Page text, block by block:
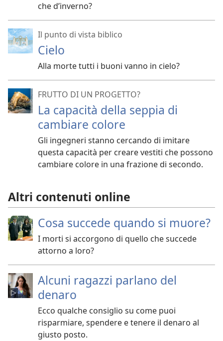
che d’inverno?
Il punto di vista biblico
Cielo
Alla morte tutti i buoni vanno in cielo?
FRUTTO DI UN PROGETTO?
La capacità della seppia di
cambiare colore
Gli ingegneri stanno cercando di imitare
questa capacità per creare vestiti che possono
cambiare colore in una frazione di secondo.
Altri contenuti online
Cosa succede quando si muore?
I morti si accorgono di quello che succede
attorno a loro?
Alcuni ragazzi parlano del
denaro
Ecco qualche consiglio su come puoi
risparmiare, spendere e tenere il denaro al
giusto posto.